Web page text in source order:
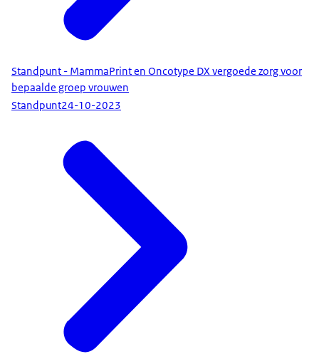
Standpunt - MammaPrint en Oncotype DX vergoede zorg voor
bepaalde groep vrouwen
Standpunt24-10-2023